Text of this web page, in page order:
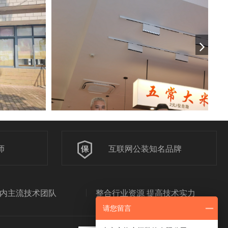
造口碑，锦旗承载
一份来自甄惠选零食店的表彰
互联网公装知名品牌
主流技术团队 整合行业资源 提高技术实力
请您留言